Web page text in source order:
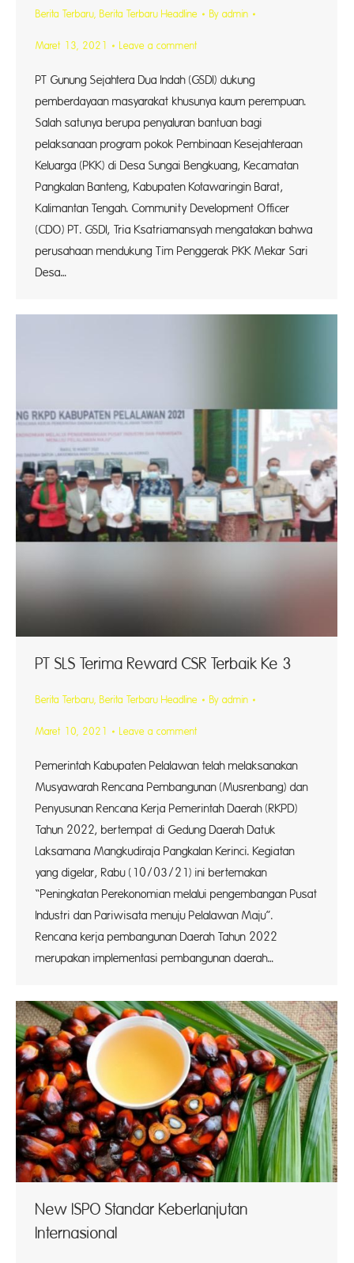
Berita Terbaru Berita Terbaru Headline By admin
Maret 13, 2021 Leave a comment
PT Gunung Sejahtera Dua Indah (GSDI) dukung
pemberdayaan masyarakat khusunya kaum perempuan.
Salah satunya berupa penyaluran bantuan bagi
pelaksanaan program pokok Pembinaan Kesejahteraan
Keluarga (PKK) di Desa Sungai Bengkuang, Kecamatan
Pangkalan Banteng, Kabupaten Kotawaringin Barat,
Kalimantan Tengah. Community Development Officer
(CDO) PT. GSDI, Tria Ksatriamansyah mengatakan bahwa
perusahaan mendukung Tim Penggerak PKK Mekar Sari
Desa…
PT SLS Terima Reward CSR Terbaik Ke 3
Berita Terbaru, Berita Terbaru Headline By admin
Maret 10, 2021 Leave a comment
Pemerintah Kabupaten Pelalawan telah melaksanakan
Musyawarah Rencana Pembangunan (Musrenbang) dan
Penyusunan Rencana Kerja Pemerintah Daerah (RKPD)
Tahun 2022, bertempat di Gedung Daerah Datuk
Laksamana Mangkudiraja Pangkalan Kerinci. Kegiatan
yang digelar, Rabu (10/03/21) ini bertemakan
“Peningkatan Perekonomian melalui pengembangan Pusat
Industri dan Pariwisata menuju Pelalawan Maju”.
Rencana kerja pembangunan Daerah Tahun 2022
merupakan implementasi pembangunan daerah…
New ISPO Standar Keberlanjutan
Internasional